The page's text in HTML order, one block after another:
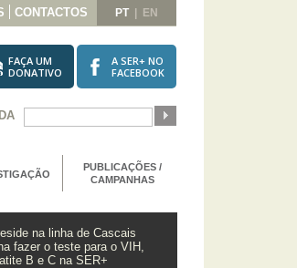
PT| EN
CONTACTOS
FAÇA UM
DONATIVO
A SER+ NO
FACEBOOK
PUBLICAÇÕES /
CAMPANHAS
na linha de Cascais
fazer o teste para o VIH,
B e C na SER+